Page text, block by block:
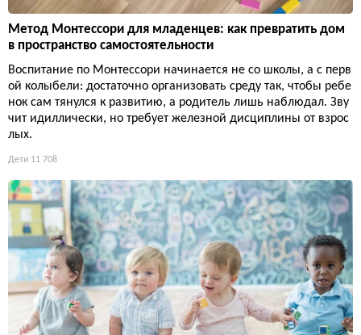
Метод Монтессори для младенцев: как превратить дом
в пространство самостоятельности
Воспитание по Монтессори начинается не со школы, а с перв
ой колыбели: достаточно организовать среду так, чтобы ребе
нок сам тянулся к развитию, а родитель лишь наблюдал. Зву
чит идиллически, но требует железной дисциплины от взрос
лых.
Дети 11 708